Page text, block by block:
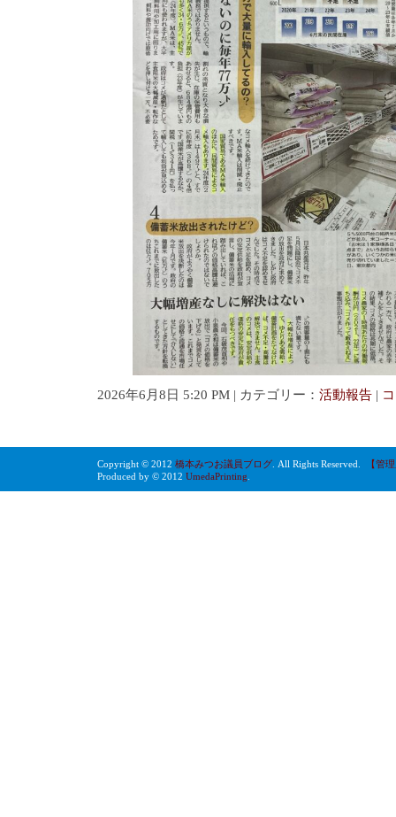
2026年6月8日 5:20 PM | カテゴリー： 活動報告 |
Copyright © 2012 橋本みつお議員ブログ . All Rights Reserved.
【管
Produced by © 2012 UmedaPrinting